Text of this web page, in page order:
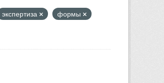
экспертиза
формы